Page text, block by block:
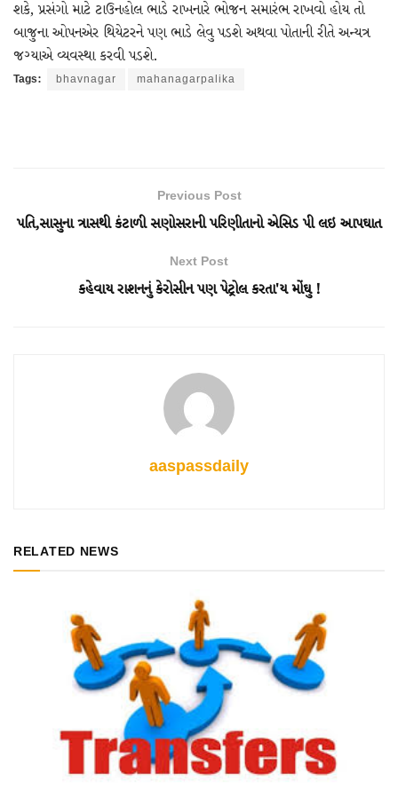
શકે, પ્રસંગો માટે ટાઉનહોલ ભાડે રાખનારે ભોજન સમારંભ રાખવો હોય તો
બાજુના ઓપનએર થિયેટરને પણ ભાડે લેવુ પડશે અથવા પોતાની રીતે અન્યત્ર
જગ્યાએ વ્યવસ્થા કરવી પડશે.
Tags: bhavnagar mahanagarpalika
Previous Post
પતિ,સાસુના ત્રાસથી કંટાળી સણોસરાની પરિણીતાનો એસિડ પી લઇ આપઘાત
Next Post
કહેવાય રાશનનું કેરોસીન પણ પેટ્રોલ કરતા'ય મોંઘુ !
aaspassdaily
RELATED NEWS